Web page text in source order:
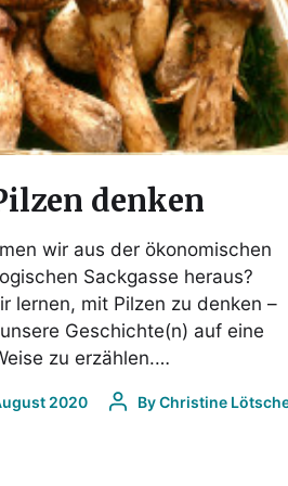
denken
wir aus der ökonomischen
Sackgasse heraus?
lernen, mit Pilzen zu denken –
Geschichte(n) auf eine
zu erzählen.…
2020 ByChristine